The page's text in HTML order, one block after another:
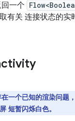
一个
有关 连接状态的实
在一个已知的渲染问
短暂闪烁白色。